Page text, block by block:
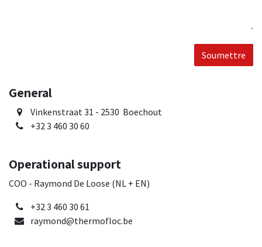
Soumettre
General
Vinkenstraat 31 - 2530 Boechout
+32 3 460 30 60
Operational support
COO - Raymond De Loose (NL + EN)
+32 3 460 30 61
raymond@thermofloc.be